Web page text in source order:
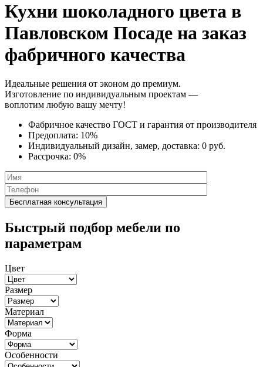
Кухни шоколадного цвета в
Павловском Посаде на заказ
фабричного качества
Идеальные решения от эконом до премиум.
Изготовление по индивидуальным проектам —
воплотим любую вашу мечту!
Фабричное качество ГОСТ и гарантия от производителя
Предоплата: 10%
Индивидуальный дизайн, замер, доставка: 0 руб.
Рассрочка: 0%
Быстрый подбор мебели по
параметрам
Цвет
Размер
Материал
Форма
Особенности